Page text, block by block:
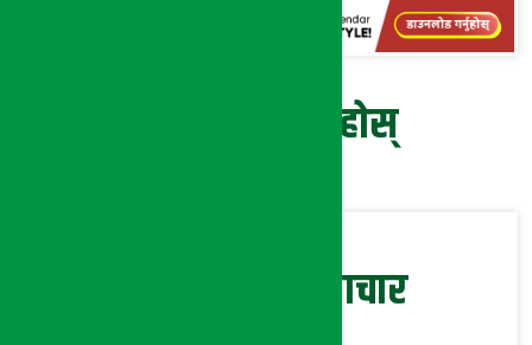
प्रतिक्रिया दिनुहोस्
सम्बन्धित समाचार